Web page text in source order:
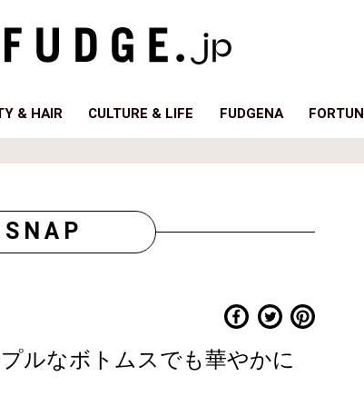
& HAIR CULTURE & LIFE FUDGENA
ルなボトムスでも華やかに